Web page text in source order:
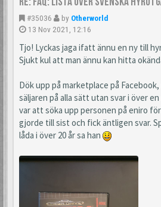
#35036 by Otherworld
13 Nov 2021, 12:16
Tjo! Lyckas jaga ifatt ännu en ny till
Sjukt kul att man ännu kan hitta
Dök upp på marketplace på
säljaren på alla sätt utan svar i över
var att söka upp personen på eniro
gjorde till sist och fick äntligen svar.
låda i över 20 år sa han